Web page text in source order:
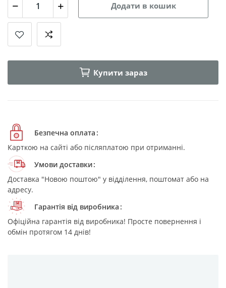
Додати в кошик
Купити зараз
Безпечна оплата
Карткою на сайті або післяплатою при отриманні.
Умови доставки
Доставка "Новою поштою" у відділення, поштомат або на
адресу.
Гарантія від виробника
Офіційна гарантія від виробника! Просте повернення і
обмін протягом 14 днів!